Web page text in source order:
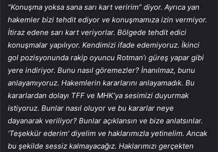
“Konuşma yoksa sana sarı kart veririm” diyor. Ayrıca yan
hakemler bizi tehdit ediyor ve konuşmamıza izin vermiyor.
İtiraz edene sarı kart veriyorlar. Bölgede tehdit edici
konuşmalar yapılıyor. Kendimizi ifade edemiyoruz. İkinci
gol pozisyonunda rakip oyuncu Rotman’ı güreş yapar gibi
yere indiriyor. Bunu nasıl göremezler? İnanılmaz, bunu
anlayamıyoruz. Hakemlerin kararlarını anlayamadık. Bu
kararlardan dolayı TFF ve MHK’ya sesimizi duyurmak
istiyoruz. Bunlar nasıl oluyor ve bu kararlar neye
dayanarak veriliyor? Bunlar açıklansın ve bize anlatsınlar.
‘Teşekkür ederim’ diyelim ve haklarımızla yetinelim. Ancak
bu şekilde sessiz kalmayacağız. Haklarımızı gerçekten